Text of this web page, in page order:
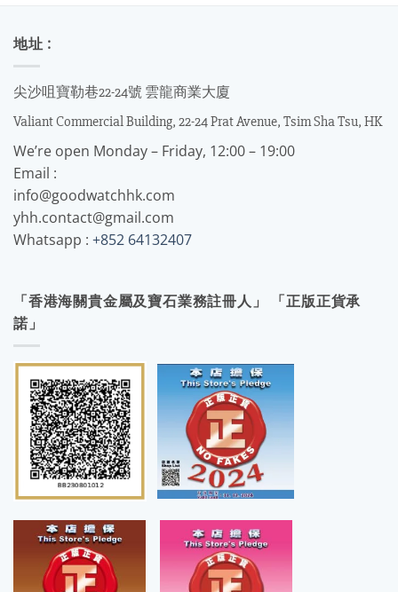
地址 :
尖沙咀寶勒巷22-24號 雲龍商業大廈
Valiant Commercial Building, 22-24 Prat Avenue, Tsim Sha Tsu, HK
We’re open Monday – Friday, 12:00 – 19:00
Email :
info@goodwatchhk.com
yhh.contact@gmail.com
Whatsapp : +852 64132407
「香港海關貴金屬及寶石業務註冊人」 「正版正貨承
諾」